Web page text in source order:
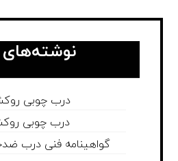
نوشته‌های
درب چوبی
درب چوبی
گواهینامه فنی درب ضدحریق